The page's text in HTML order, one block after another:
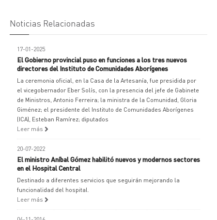
Noticias Relacionadas
17-01-2025
El Gobierno provincial puso en funciones a los tres nuevos
directores del Instituto de Comunidades Aborígenes
La ceremonia oficial, en la Casa de la Artesanía, fue presidida por
el vicegobernador Eber Solís, con la presencia del jefe de Gabinete
de Ministros, Antonio Ferreira; la ministra de la Comunidad, Gloria
Giménez; el presidente del Instituto de Comunidades Aborígenes
(ICA), Esteban Ramírez; diputados
Leer más
20-07-2022
El ministro Aníbal Gómez habilitó nuevos y modernos sectores
en el Hospital Central
Destinado a diferentes servicios que seguirán mejorando la
funcionalidad del hospital.
Leer más